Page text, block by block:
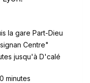
la gare Part-Dieu
Centre"
jusqu'à D'calé
minutes